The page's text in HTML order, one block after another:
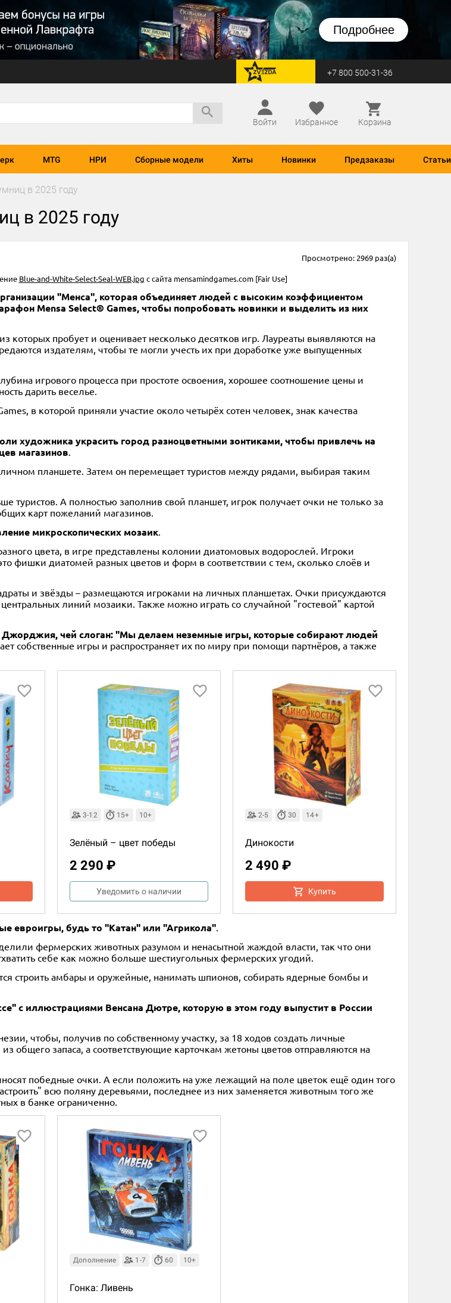
Подробнее
перейти на Zvezda +7 800 500-31-36
Войти
Избранное Корзина
MTG НРИ Сборные модели Хиты Новинки Предзаказы Статьи
в 2025 году
в 2025 году
Просмотрено: 2969 раз(а)
Blue-and-White-Select-Seal-WEB.jpg с сайта mensamindgames.com [Fair Use]
"Менса", которая объединяет людей с высоким коэффициентом
Mensa Select® Games, чтобы попробовать новинки и выделить из них
пробует и оценивает несколько десятков игр. Лауреаты выявляются на
издателям, чтобы те могли учесть их при доработке уже выпущенных
игрового процесса при простоте освоения, хорошее соотношение цены и
дарить веселье.
в которой приняли участие около четырёх сотен человек, знак качества
художника украсить город разноцветными зонтиками, чтобы привлечь на
магазинов.
планшете. Затем он перемещает туристов между рядами, выбирая таким
туристов. А полностью заполнив свой планшет, игрок получает очки не только за
карт пожеланий магазинов.
микроскопических мозаик.
цвета, в игре представлены колонии диатомовых водорослей. Игроки
фишки диатомей разных цветов и форм в соответствии с тем, сколько слоёв и
и звёзды – размещаются игроками на личных планшетах. Очки присуждаются
линий мозаики. Также можно играть со случайной "гостевой" картой
Джорджия, чей слоган: "Мы делаем неземные игры, которые собирают людей
собственные игры и распространяет их по миру при помощи партнёров, а также
3-12 15+ 10+
Зелёный – цвет победы
2 290 ₽
Уведомить о наличии
2-5 30 14+
Динокости
2 490 ₽
Купить
евроигры, будь то "Катан" или "Агрикола".
фермерских животных разумом и ненасытной жаждой власти, так что они
себе как можно больше шестиугольных фермерских угодий.
строить амбары и оружейные, нанимать шпионов, собирать ядерные бомбы и
с иллюстрациями Венсана Дютре, которую в этом году выпустит в России
чтобы, получив по собственному участку, за 18 ходов создать личные
общего запаса, а соответствующие карточкам жетоны цветов отправляются на
победные очки. А если положить на уже лежащий на поле цветок ещё один того
всю поляну деревьями, последнее из них заменяется животным того же
в банке ограниченно.
Дополнение 1-7 60 10+
Гонка: Ливень